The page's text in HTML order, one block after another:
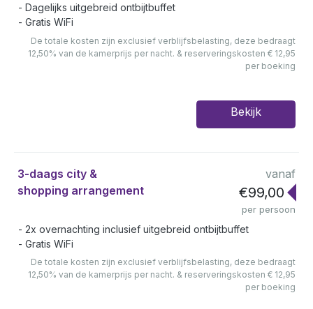
Dagelijks uitgebreid ontbijtbuffet
Gratis WiFi
De totale kosten zijn exclusief verblijfsbelasting, deze bedraagt
12,50% van de kamerprijs per nacht. & reserveringskosten € 12,95
per boeking
Bekijk
3-daags city &
shopping arrangement
vanaf
€99,00
per persoon
2x overnachting inclusief uitgebreid ontbijtbuffet
Gratis WiFi
De totale kosten zijn exclusief verblijfsbelasting, deze bedraagt
12,50% van de kamerprijs per nacht. & reserveringskosten € 12,95
per boeking